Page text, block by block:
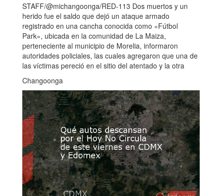
STAFF/@michangoonga/RED-113 Dos muertos y un
herido fue el saldo que dejó un ataque armado
registrado en una cancha conocida como «Fútbol
Park», ubicada en la comunidad de La Maiza,
perteneciente al municipio de Morelia, informaron
autoridades policiales, las cuales agregaron que una de
las víctimas pereció en el sitio del atentado y la otra
Changoonga